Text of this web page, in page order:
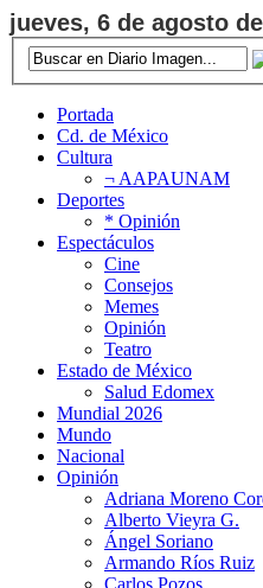
jueves, 6 de agosto
Portada
Cd. de México
Cultura
¬ AAPAUNAM
Deportes
* Opinión
Espectáculos
Cine
Consejos
Memes
Opinión
Teatro
Estado de México
Salud Edomex
Mundial 2026
Mundo
Nacional
Opinión
Adriana Moreno
Alberto Vieyra G.
Ángel Soriano
Armando Ríos Ruiz
Carlos Pozos